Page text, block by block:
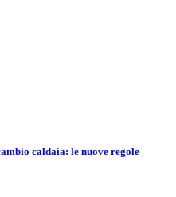
caldaia: le nuove regole